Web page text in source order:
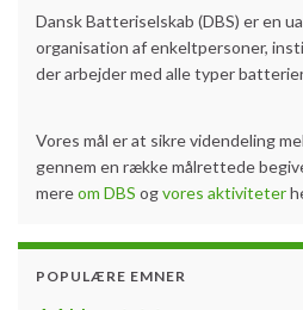
Dansk Batteriselskab (DBS) er en
organisation af enkeltpersoner,
der arbejder med alle typer
Vores mål er at sikre videndeling
gennem en række målrettede
mereom DBS ogvores aktiviteter
POPULÆRE EMNER